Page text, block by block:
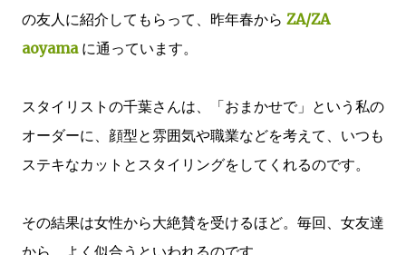
の友人に紹介してもらって、昨年春から ZA/ZA
aoyamaに通っています。
スタイリストの千葉さんは、「おまかせで」という私の
オーダーに、顔型と雰囲気や職業などを考えて、いつも
ステキなカットとスタイリングをしてくれるのです。
その結果は女性から大絶賛を受けるほど。毎回、女友達
から、よく似合うといわれるのです。